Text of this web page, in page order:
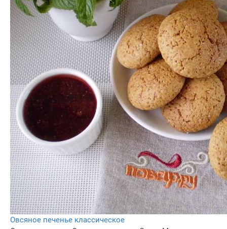
Овсяное печенье классическое